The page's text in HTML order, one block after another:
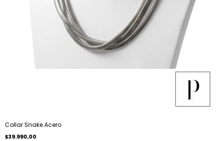
Collar Snake Acero
$39.990,00